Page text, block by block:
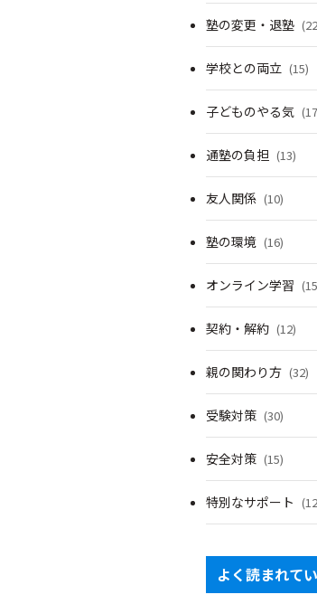
塾の変更・退塾
学校との両立 (15)
子どものやる気
通塾の負担 (13)
友人関係 (10)
塾の環境 (16)
オンライン学習
契約・解約 (12)
親の関わり方 (32)
受験対策 (30)
安全対策 (15)
特別なサポート
よく読まれて